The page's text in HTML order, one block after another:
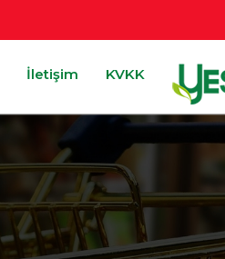
İletişim KVKK